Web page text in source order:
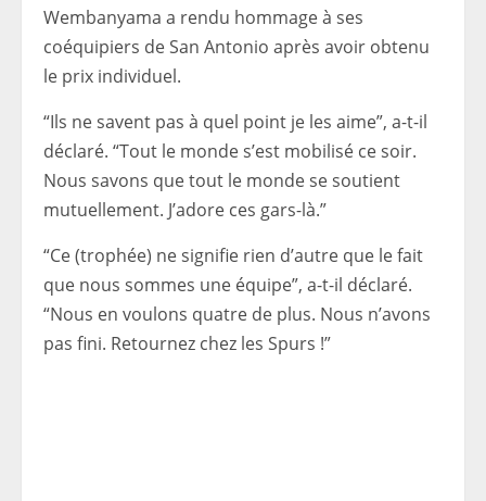
Wembanyama a rendu hommage à ses
coéquipiers de San Antonio après avoir obtenu
le prix individuel.
“Ils ne savent pas à quel point je les aime”, a-t-il
déclaré. “Tout le monde s’est mobilisé ce soir.
Nous savons que tout le monde se soutient
mutuellement. J’adore ces gars-là.”
“Ce (trophée) ne signifie rien d’autre que le fait
que nous sommes une équipe”, a-t-il déclaré.
“Nous en voulons quatre de plus. Nous n’avons
pas fini. Retournez chez les Spurs !”